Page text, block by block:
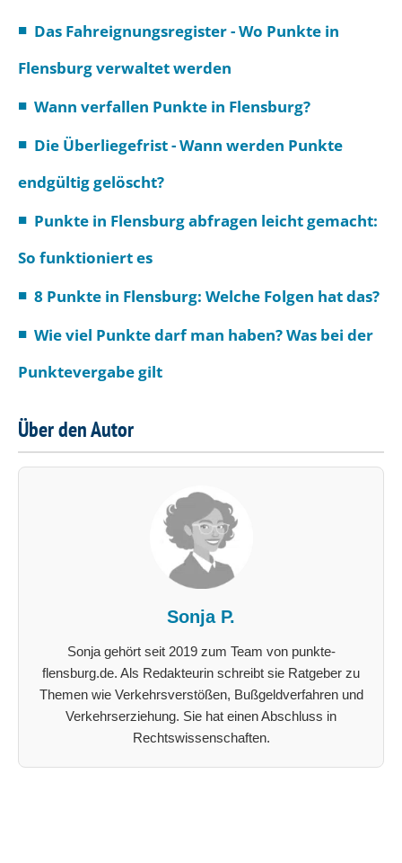
Das Fahreignungsregister - Wo Punkte in
Flensburg verwaltet werden
Wann verfallen Punkte in Flensburg?
Die Überliegefrist - Wann werden Punkte
endgültig gelöscht?
Punkte in Flensburg abfragen leicht gemacht:
So funktioniert es
8 Punkte in Flensburg: Welche Folgen hat das?
Wie viel Punkte darf man haben? Was bei der
Punktevergabe gilt
Über den Autor
Sonja P.
Sonja gehört seit 2019 zum Team von punkte-
flensburg.de. Als Redakteurin schreibt sie Ratgeber zu
Themen wie Verkehrsverstößen, Bußgeldverfahren und
Verkehrserziehung. Sie hat einen Abschluss in
Rechtswissenschaften.